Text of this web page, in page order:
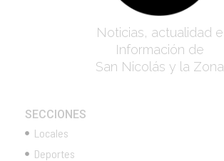
Noticias, actualidad e
Información de
San Nicolás y la Zona
SECCIONES
Locales
Deportes